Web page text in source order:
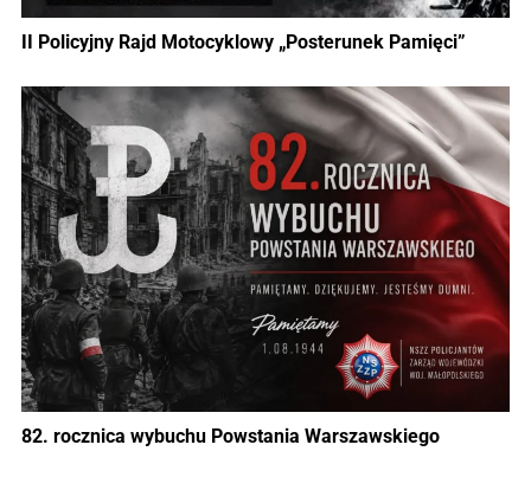
II Policyjny Rajd Motocyklowy „Posterunek Pamięci”
82. rocznica wybuchu Powstania Warszawskiego